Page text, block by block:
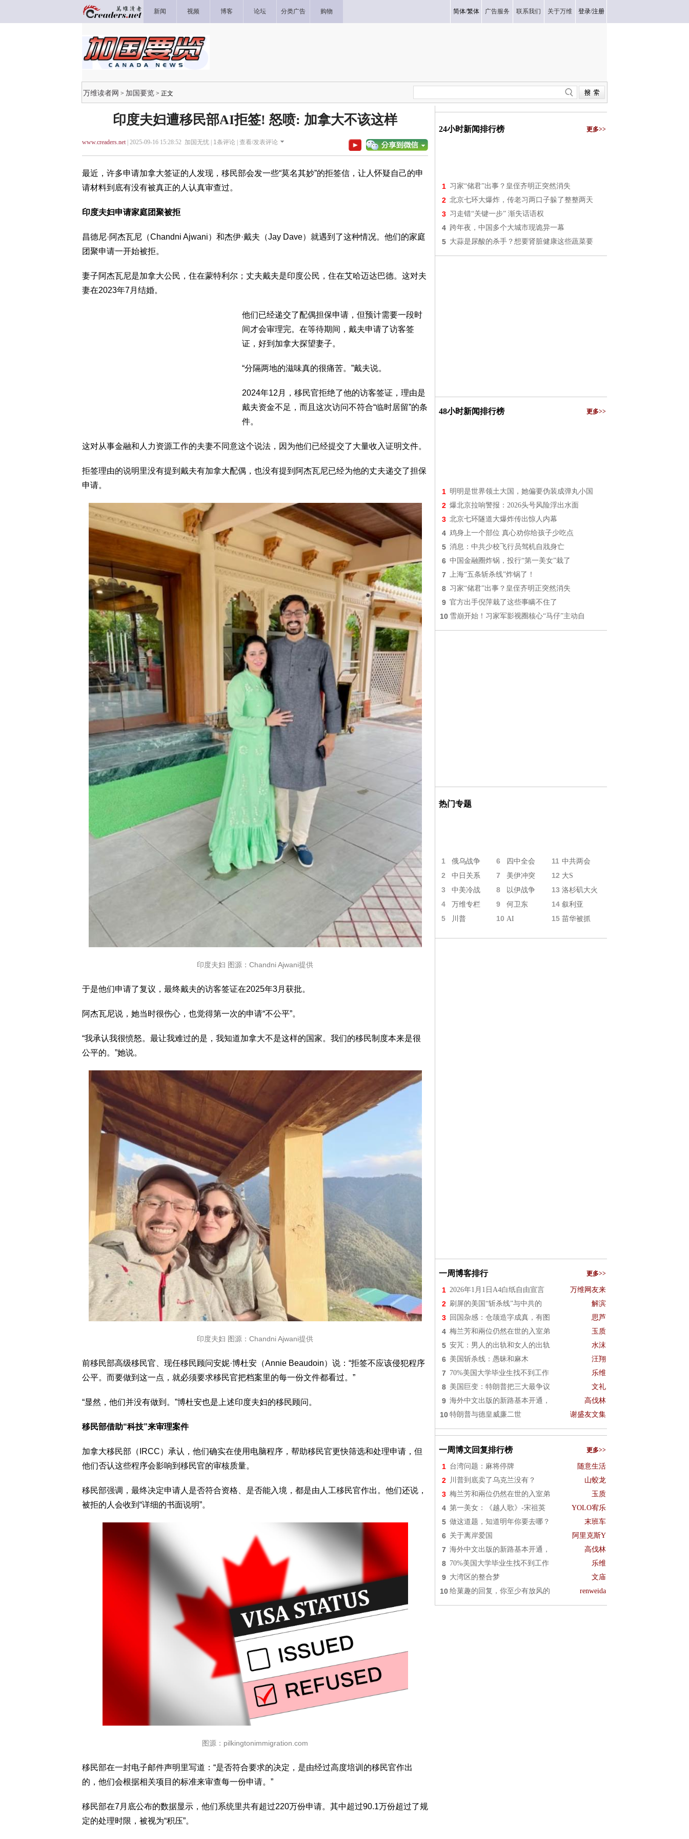
新闻 视频 博客 论坛 分类广告 购物 简体/繁体 广告服务 联系我们 关于万维 登录/注册
万维读者网 > 加国要览 > 正文
印度夫妇遭移民部AI拒签! 怒喷: 加拿大不该这样
www.creaders.net| 2025-09-16 15:28:52 加国无忧 | 1条评论 | 查看/发表评论
最近，许多申请加拿大签证的人发现，移民部会发一些“莫名其妙”的拒签信，让人怀疑自己的申
请材料到底有没有被真正的人认真审查过。
印度夫妇申请家庭团聚被拒
昌德尼·阿杰瓦尼（Chandni Ajwani）和杰伊·戴夫（Jay Dave）就遇到了这种情况。他们的家庭
团聚申请一开始被拒。
妻子阿杰瓦尼是加拿大公民，住在蒙特利尔；丈夫戴夫是印度公民，住在艾哈迈达巴德。这对夫
妻在2023年7月结婚。
他们已经递交了配偶担保申请，但预计需要一段时
间才会审理完。在等待期间，戴夫申请了访客签
证，好到加拿大探望妻子。
“分隔两地的滋味真的很痛苦。”戴夫说。
2024年12月，移民官拒绝了他的访客签证，理由是
戴夫资金不足，而且这次访问不符合“临时居留”的条
件。
这对从事金融和人力资源工作的夫妻不同意这个说法，因为他们已经提交了大量收入证明文件。
拒签理由的说明里没有提到戴夫有加拿大配偶，也没有提到阿杰瓦尼已经为他的丈夫递交了担保
申请。
印度夫妇 图源：Chandni Ajwani提供
于是他们申请了复议，最终戴夫的访客签证在2025年3月获批。
阿杰瓦尼说，她当时很伤心，也觉得第一次的申请“不公平”。
“我承认我很愤怒。最让我难过的是，我知道加拿大不是这样的国家。我们的移民制度本来是很
公平的。”她说。
印度夫妇 图源：Chandni Ajwani提供
前移民部高级移民官、现任移民顾问安妮·博杜安（Annie Beaudoin）说：“拒签不应该侵犯程序
公平。而要做到这一点，就必须要求移民官把档案里的每一份文件都看过。”
“显然，他们并没有做到。”博杜安也是上述印度夫妇的移民顾问。
移民部借助“科技”来审理案件
加拿大移民部（IRCC）承认，他们确实在使用电脑程序，帮助移民官更快筛选和处理申请，但
他们否认这些程序会影响到移民官的审核质量。
移民部强调，最终决定申请人是否符合资格、是否能入境，都是由人工移民官作出。他们还说，
被拒的人会收到“详细的书面说明”。
图源：pilkingtonimmigration.com
移民部在一封电子邮件声明里写道：“是否符合要求的决定，是由经过高度培训的移民官作出
的，他们会根据相关项目的标准来审查每一份申请。”
移民部在7月底公布的数据显示，他们系统里共有超过220万份申请。其中超过90.1万份超过了规
定的处理时限，被视为“积压”。
24小时新闻排行榜 更多>>
1 习家“储君”出事？皇侄齐明正突然消失
2 北京七环大爆炸，传老习两口子躲了整整两天
3 习走错“关键一步” 渐失话语权
4 跨年夜，中国多个大城市现诡异一幕
5 大蒜是尿酸的杀手？想要肾脏健康这些蔬菜要
48小时新闻排行榜 更多>>
1 明明是世界领土大国，她偏要伪装成弹丸小国
2 爆北京拉响警报：2026头号风险浮出水面
3 北京七环隧道大爆炸传出惊人内幕
4 鸡身上一个部位 真心劝你给孩子少吃点
5 消息：中共少校飞行员驾机自戕身亡
6 中国金融圈炸锅，投行“第一美女”栽了
7 上海“五条斩杀线”炸锅了！
8 习家“储君”出事？皇侄齐明正突然消失
9 官方出手倪萍栽了这些事瞒不住了
10 雪崩开始！习家军影视圈核心“马仔”主动自
热门专题
1 俄乌战争 6 四中全会 11 中共两会
2 中日关系 7 美伊冲突 12 大S
3 中美冷战 8 以伊战争 13 洛杉矶大火
4 万维专栏 9 何卫东 14 叙利亚
5 川普 10 AI 15 苗华被抓
一周博客排行 更多>>
1 2026年1月1日A4白纸自由宣言 万维网友来
2 刷屏的美国“斩杀线”与中共的 解滨
3 回国杂感：仓颉造字成真，有图 思芦
4 梅兰芳和兩位仍然在世的入室弟 玉质
5 安芃：男人的出轨和女人的出轨 水沫
6 美国斩杀线：愚昧和麻木 汪翔
7 70%美国大学毕业生找不到工作 乐维
8 美国巨变：特朗普把三大最争议 文礼
9 海外中文出版的新路基本开通， 高伐林
10 特朗普与德皇威廉二世 谢盛友文集
一周博文回复排行榜 更多>>
1 台湾问题：麻将停牌 随意生活
2 川普到底卖了乌克兰没有？ 山蛟龙
3 梅兰芳和兩位仍然在世的入室弟 玉质
4 第一美女：《越人歌》-宋祖英 YOLO宥乐
5 做这道题，知道明年你要去哪？ 末班车
6 关于离岸爱国 阿里克斯Y
7 海外中文出版的新路基本开通， 高伐林
8 70%美国大学毕业生找不到工作 乐维
9 大湾区的整合梦 文庙
10 给菓趣的回复，你至少有放风的 renweida